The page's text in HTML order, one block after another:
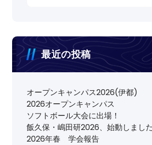
ジ
送
り
最近の投稿
オープンキャンパス2026(伊都)
2026オープンキャンパス
ソフトボール大会に出場！
飯久保・嶋田研2026、始動しまし
2026年春 学会報告